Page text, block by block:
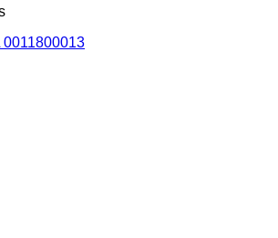
0011800013